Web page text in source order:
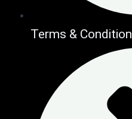
Terms & Condition